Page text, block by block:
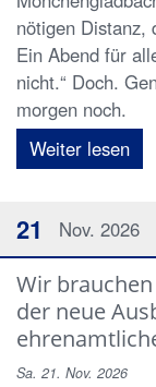
nötigen Distanz,
Ein Abend für
nicht.“ Doch.
morgen noch.
Weiter lesen
21 Nov. 2026
Wir
der neue
Sa. 21. Nov. 2026